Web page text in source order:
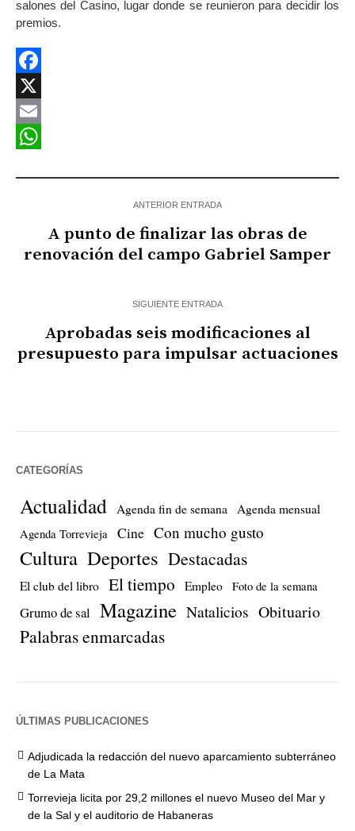
salones del Casino, lugar donde se reunieron para decidir los
premios.
Facebook
X
Email
ANTERIOR ENTRADA
A punto de finalizar las obras de
renovación del campo Gabriel Samper
SIGUIENTE ENTRADA
Aprobadas seis modificaciones al
presupuesto para impulsar actuaciones
CATEGORÍAS
Actualidad Agenda fin de semana Agenda mensual
Agenda Torrevieja Cine Con mucho gusto
Cultura Deportes Destacadas
El club del libro El tiempo Empleo Foto de la semana
Grumo de sal Magazine Natalicios Obituario
Palabras enmarcadas
ÚLTIMAS PUBLICACIONES
Adjudicada la redacción del nuevo aparcamiento subterráneo
de La Mata
Torrevieja licita por 29,2 millones el nuevo Museo del Mar y
de la Sal y el auditorio de Habaneras